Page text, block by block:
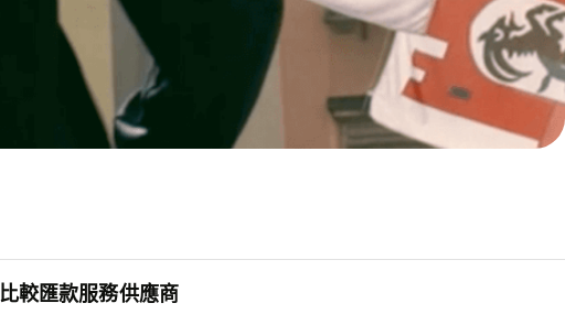
比較匯款服務供應商